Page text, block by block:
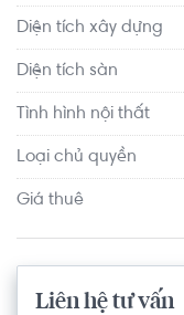
Bến Thành,.. qua
Diện tích xây dựng
Diện tích sàn
Tình hình nội thất
Loại chủ quyền
Giá thuê
Liên hệ tư vấn